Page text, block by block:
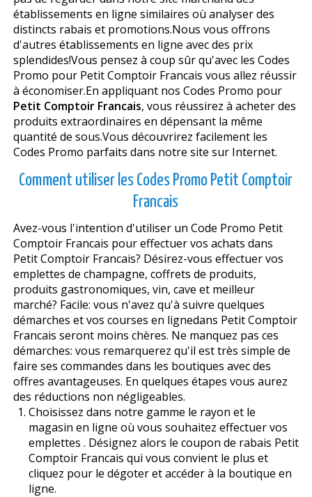
établissements en ligne similaires où analyser des
distincts rabais et promotions.Nous vous offrons
d'autres établissements en ligne avec des prix
splendides!Vous pensez à coup sûr qu'avec les Codes
Promo pour Petit Comptoir Francais vous allez réussir
à économiser.En appliquant nos Codes Promo pour
Petit Comptoir Francais, vous réussirez à acheter des
produits extraordinaires en dépensant la même
quantité de sous.Vous découvrirez facilement les
Codes Promo parfaits dans notre site sur Internet.
Comment utiliser les Codes Promo Petit Comptoir
Francais
Avez-vous l'intention d'utiliser un Code Promo Petit
Comptoir Francais pour effectuer vos achats dans
Petit Comptoir Francais? Désirez-vous effectuer vos
emplettes de champagne, coffrets de produits,
produits gastronomiques, vin, cave et meilleur
marché? Facile: vous n'avez qu'à suivre quelques
démarches et vos courses en lignedans Petit Comptoir
Francais seront moins chères. Ne manquez pas ces
démarches: vous remarquerez qu'il est très simple de
faire ses commandes dans les boutiques avec des
offres avantageuses. En quelques étapes vous aurez
des réductions non négligeables.
Choisissez dans notre gamme le rayon et le
magasin en ligne où vous souhaitez effectuer vos
emplettes . Désignez alors le coupon de rabais Petit
Comptoir Francais qui vous convient le plus et
cliquez pour le dégoter et accéder à la boutique en
ligne.